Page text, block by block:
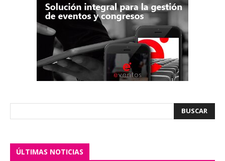
ÚLTIMAS NOTICIAS